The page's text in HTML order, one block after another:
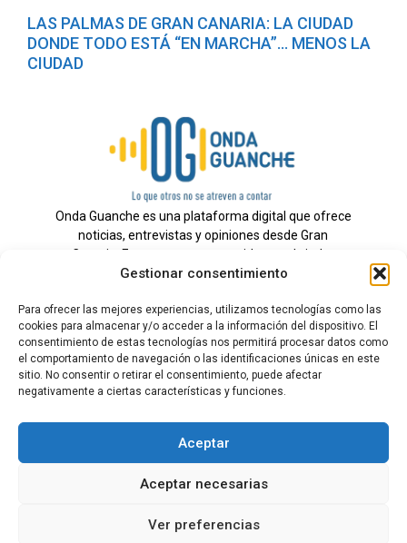
Gestionar consentimiento
Para ofrecer las mejores experiencias, utilizamos tecnologías como las
cookies para almacenar y/o acceder a la información del dispositivo. El
consentimiento de estas tecnologías nos permitirá procesar datos como
el comportamiento de navegación o las identificaciones únicas en este
sitio. No consentir o retirar el consentimiento, puede afectar
negativamente a ciertas características y funciones.
Aceptar
Aceptar necesarias
Ver preferencias
LAS PALMAS DE GRAN CANARIA: LA CIUDAD
DONDE TODO ESTÁ “EN MARCHA”… MENOS LA
CIUDAD
Onda Guanche es una plataforma digital que ofrece
noticias, entrevistas y opiniones desde Gran
Canaria. Estamos comprometidos con brindar
información veraz y un periodismo independiente a
Todos los derechos reservados.
Radio
Contacto
Aviso Legal